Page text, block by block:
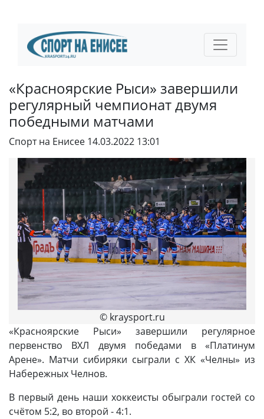
«Красноярские Рыси» завершили
регулярный чемпионат двумя
победными матчами
Спорт на Енисее 14.03.2022 13:01
© kraysport.ru
«Красноярские Рыси» завершили регулярное
первенство ВХЛ двумя победами в «Платинум
Арене». Матчи сибиряки сыграли с ХК «Челны» из
Набережных Челнов.
В первый день наши хоккеисты обыграли гостей со
счётом 5:2, во второй - 4:1.